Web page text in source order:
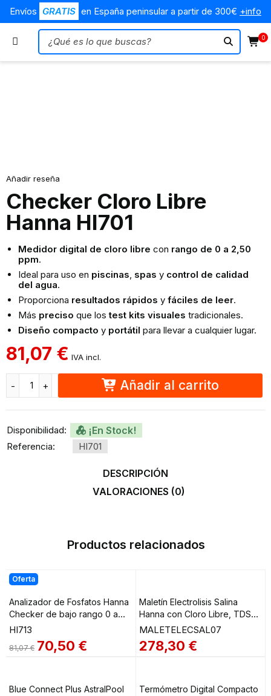
Envíos GRATIS en España peninsular a partir de 300€ +info
0
Añadir reseña
Checker Cloro Libre
Hanna HI701
Medidor digital de cloro libre con rango de 0 a 2,50
ppm.
Ideal para uso en piscinas, spas y control de calidad
del agua.
Proporciona resultados rápidos y fáciles de leer.
Más preciso que lostest kits visuales tradicionales.
Diseño compacto y portátil para llevar a cualquier lugar.
81,07 € IVA incl.
Añadir al carrito
Disponibilidad: ¡En Stock!
Referencia: HI701
DESCRIPCIÓN
VALORACIONES (0)
Productos relacionados
Oferta
Analizador de Fosfatos Hanna
Checker de bajo rango 0 a
2,50 ppm HI713
HI713
81,07€ 70,50 €
Maletín Electrolisis Salina
Hanna con Cloro Libre, TDS
(sal), Tª y pH HI7014 +
MALETELECSAL07
MALETELECSAL07
278,30 €
Blue Connect Plus AstralPool
Termómetro Digital Compacto